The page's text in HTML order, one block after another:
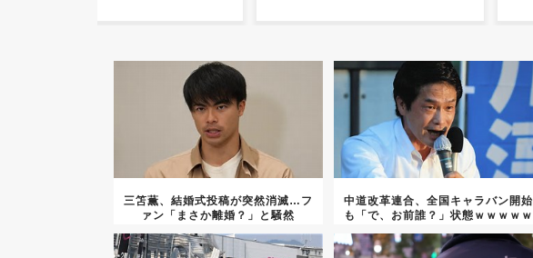
三笘薫、結婚式投稿が突然消滅…フ
ァン「まさか離婚？」と騒然
中道改革連合、全国キャラバン開始
も「で、お前誰？」状態ｗｗｗｗｗ